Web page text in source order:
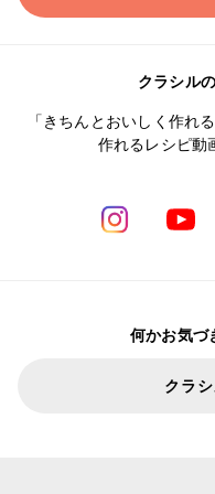
クラシル
「きちんとおいしく作れ
作れるレシピ動
何かお気づ
クラ